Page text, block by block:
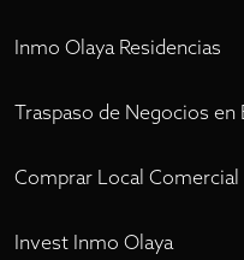
Inmo Olaya Residencias
Traspaso de Negocios en
Comprar Local Comercial
Invest Inmo Olaya